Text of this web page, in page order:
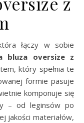
bluza oversize z
który spełnia te
formie pasuje
komponuje się
– od leginsów po
jakości materiałów,